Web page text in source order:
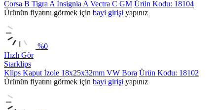
Corsa B Tigra A İnsignia A Vectra C GM Ürün Kodu: 18104
Ürünün fiyatını görmek için bayi girişi yapınız
%0
Hızlı Gör
Starklips
Klips Kaput İzole 18x25x32mm VW Bora Ürün Kodu: 18102
Ürünün fiyatını görmek için bayi girişi yapınız